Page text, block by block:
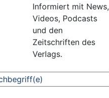
Informiert mit News,
Videos, Podcasts
und den
Zeitschriften des
Verlags.